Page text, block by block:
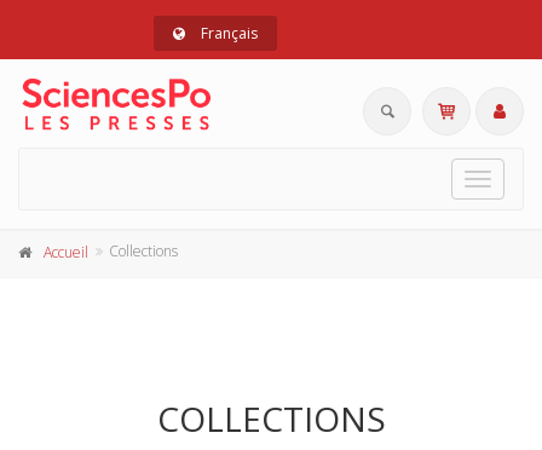
Français
Toggle
Accueil Collections
COLLECTIONS